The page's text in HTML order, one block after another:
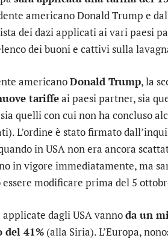
americano Donald Trump e
dei dazi applicati ai vari paesi
dei buoni e cattivi sulla
americanoDonald Trump, la
tariffeai paesi partner, sia
quelli con cui non ha concluso
L’ordine è stato firmato
in USA non era ancora
in vigore immediatamente, ma
modificare prima del 5
dagli USA vannoda un
del 41% (alla Siria). L’Europa,